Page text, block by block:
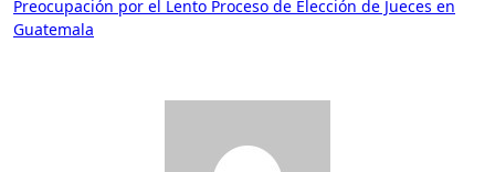
de
Preocupación por el Lento Proceso de Elección de Jueces en
Guatemala